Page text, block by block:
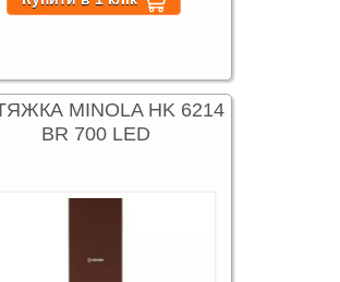
MINOLA HK 6214
BR 700 LED